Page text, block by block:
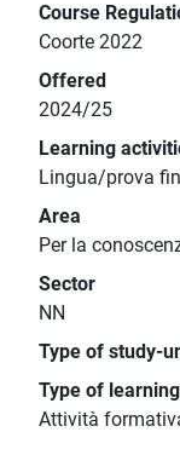
Course
Coorte 2022
Offered
2024/25
Learning
Lingua/prova
Area
Per la
Sector
NN
Type of study-
Type of
Attività